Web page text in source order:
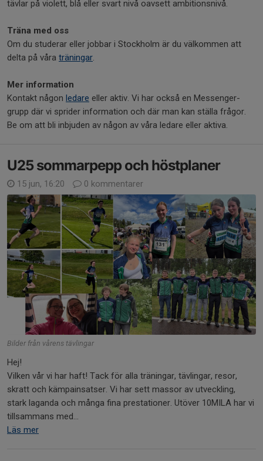
tävlar på violett, blå eller svart nivå oavsett ambitionsnivå.
Träna med oss
Om du studerar eller jobbar i Stockholm är du välkommen att
delta på våra träningar.
Mer information
Kontakt någon ledare eller aktiv. Vi har också en Messenger-
grupp där vi sprider information och där man kan ställa frågor.
Be om att bli inbjuden av någon av våra ledare eller aktiva.
U25 sommarpepp och höstplaner
15 jun, 16:20 0 kommentarer
Bilder från vårens tävlingar
Hej!
Vilken vår vi har haft! Tack för alla träningar, tävlingar, resor,
skratt och kämpainsatser. Vi har sett massor av utveckling,
stark laganda och många fina prestationer. Utöver 10MILA har vi
tillsammans med...
Läs mer